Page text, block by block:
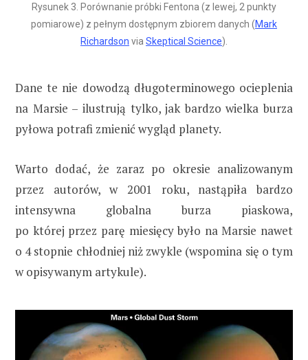
Rysunek 3. Porównanie próbki Fentona (z lewej, 2 punkty
pomiarowe) z pełnym dostępnym zbiorem danych (Mark
Richardson via Skeptical Science).
Dane te nie dowodzą długoterminowego ocieplenia
na Marsie – ilustrują tylko, jak bardzo wielka burza
pyłowa potrafi zmienić wygląd planety.
Warto dodać, że zaraz po okresie analizowanym
przez autorów, w 2001 roku, nastąpiła bardzo
intensywna globalna burza piaskowa,
po której przez parę miesięcy było na Marsie nawet
o 4 stopnie chłodniej niż zwykle (wspomina się o tym
w opisywanym artykule).